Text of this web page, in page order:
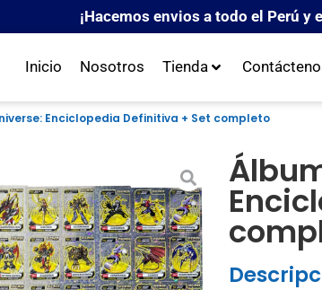
¡Hacemos envios a todo el Perú y
Inicio Nosotros Tienda
Enciclopedia Definitiva + Set completo